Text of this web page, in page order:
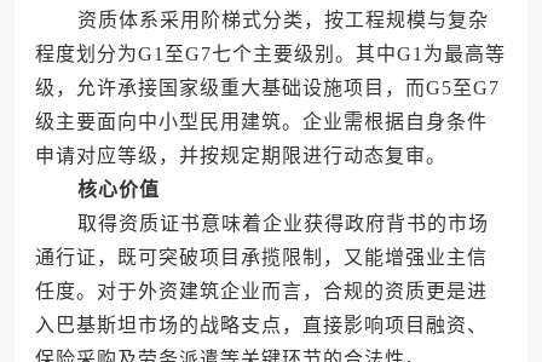
资质体系采用阶梯式分类，按工程规模与复杂
程度划分为G1至G7七个主要级别。其中G1为最高等
级，允许承接国家级重大基础设施项目，而G5至G7
级主要面向中小型民用建筑。企业需根据自身条件
申请对应等级，并按规定期限进行动态复审。
核心价值
取得资质证书意味着企业获得政府背书的市场
通行证，既可突破项目承揽限制，又能增强业主信
任度。对于外资建筑企业而言，合规的资质更是进
入巴基斯坦市场的战略支点，直接影响项目融资、